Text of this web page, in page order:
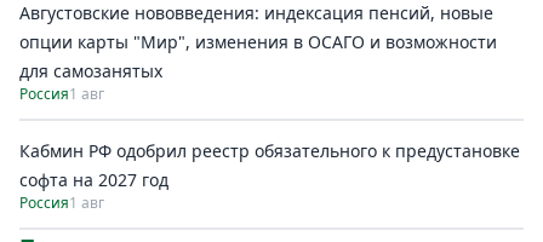
Августовские нововведения: индексация пенсий, новые
опции карты "Мир", изменения в ОСАГО и возможности
для самозанятых
Россия1 авг
Кабмин РФ одобрил реестр обязательного к предустановке
софта на 2027 год
Россия1 авг